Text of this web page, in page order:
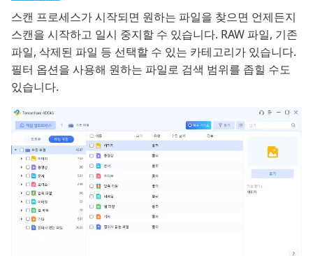
스캔 프로세스가 시작되면 원하는 파일을 찾으면 언제든지
스캔을 시작하고 일시 중지할 수 있습니다. RAW 파일, 기존
파일, 삭제된 파일 등 선택할 수 있는 카테고리가 있습니다.
필터 옵션을 사용해 원하는 파일로 검색 범위를 좁힐 수도
있습니다.